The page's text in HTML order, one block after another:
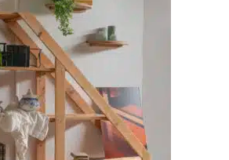
AU PANIER